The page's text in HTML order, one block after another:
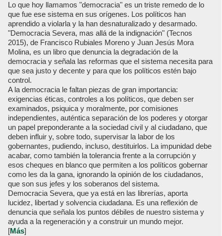
Lo que hoy llamamos "democracia" es un triste remedo de lo
que fue ese sistema en sus orígenes. Los políticos han
aprendido a violarla y la han desnaturalizado y desarmado.
"Democracia Severa, mas allá de la indignación" (Tecnos
2015), de Francisco Rubiales Moreno y Juan Jesús Mora
Molina, es un libro que denuncia la degradación de la
democracia y señala las reformas que el sistema necesita para
que sea justo y decente y para que los políticos estén bajo
control.
A la democracia le faltan piezas de gran importancia:
exigencias éticas, controles a los políticos, que deben ser
examinados, psiquica y moralmente, por comisiones
independientes, auténtica separación de los poderes y otorgar
un papel preponderante a la sociedad civil y al ciudadano, que
deben influir y, sobre todo, supervisar la labor de los
gobernantes, pudiendo, incluso, destituirlos. La impunidad debe
acabar, como también la tolerancia frente a la corrupción y
esos cheques en blanco que permiten a los políticos gobernar
como les da la gana, ignorando la opinión de los ciudadanos,
que son sus jefes y los soberanos del sistema.
Democracia Severa, que ya está en las librerías, aporta
lucidez, libertad y solvencia ciudadana. Es una reflexión de
denuncia que señala los puntos débiles de nuestro sistema y
ayuda a la regeneración y a construir un mundo mejor.
[Más]